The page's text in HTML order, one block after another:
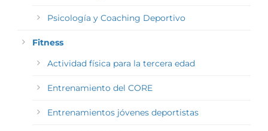
Psicología y Coaching Deportivo
Fitness
Actividad física para la tercera edad
Entrenamiento del CORE
Entrenamientos jóvenes deportistas